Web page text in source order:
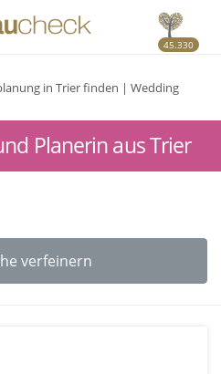
45.330
in Trier finden | Wedding
Planerin aus Trier
verfeinern